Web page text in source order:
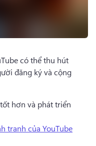
có thể thu hút
đăng ký và cộng
hơn và phát triển
tranh của YouTube